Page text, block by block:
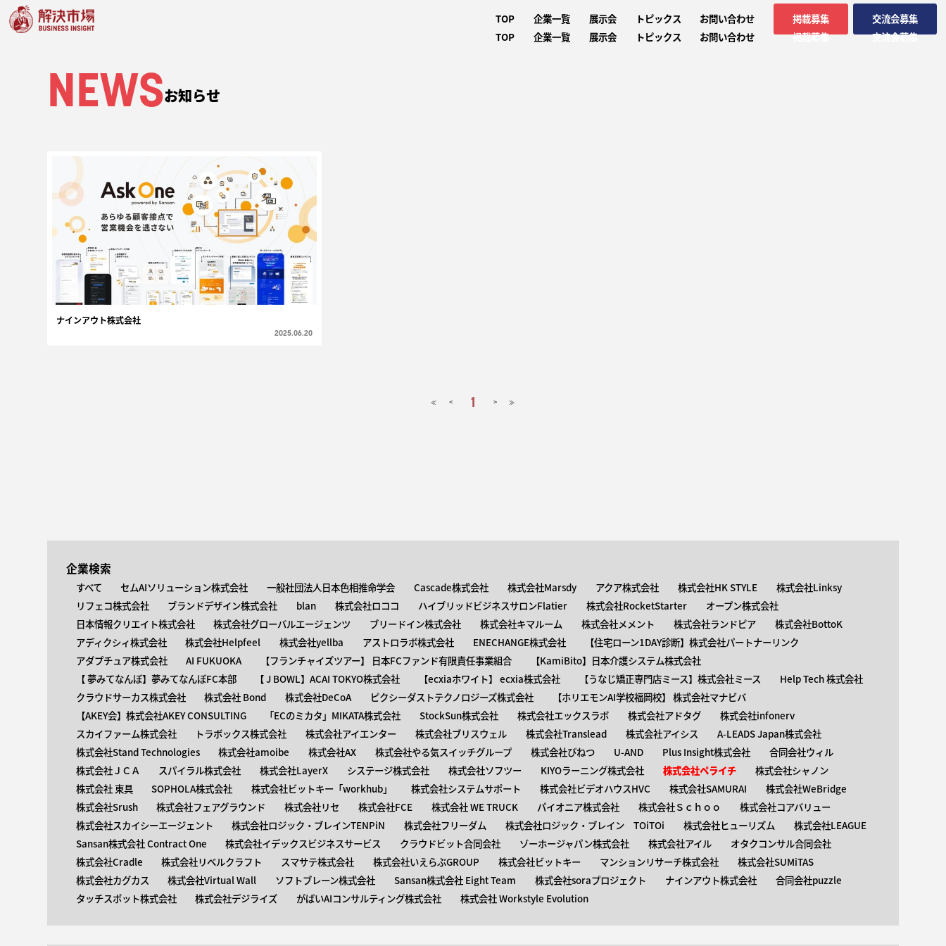
TOP
TOP
企業一覧
企業一覧
展示会
展示会
トピックス
トピックス
お問い合わせ
お問い合わせ
掲載募集
掲載募集
交流会募集
交流会募集
NEWSお知らせ
ナインアウト株式会社
2025.06.20
≪ < 1 > ≫
企業検索
すべて セムAIソリューション株式会社 一般社団法人日本色相推命学会 Cascade株式会社 株式会社Marsdy アクア株式会社 株式会社HK STYLE
株式会社Linksy
リフェコ株式会社
ブランドデザイン株式会社 blan 株式会社ロココ ハイブリッドビジネスサロンFlatier 株式会社RocketStarter
オープン株式会社
日本情報クリエイト株式会社
株式会社グローバルエージェンツ ブリードイン株式会社 株式会社キマルーム 株式会社メメント 株式会社ランドピア
株式会社BottoK
アディクシィ株式会社
株式会社Helpfeel 株式会社yellba アストロラボ株式会社 ENECHANGE株式会社
【住宅ローン1DAY診断】株式会社パートナーリンク
アダプチュア株式会社
AI FUKUOKA 【​フランチャイズツアー】 日本FCファンド有限責任事業組合
【KamiBito​】日本介護システム株式会社
【 ​夢みてなんぼ】夢みてなんぼFC本部
【 ​J BOWL】ACAI TOKYO株式会社 【​ecxiaホワイト】 ecxia株式会社 【​うなじ矯正専門店ミース】株式会社ミース
Help Tech 株式会社
クラウドサーカス株式会社
株式会社 Bond 株式会社DeCoA ピクシーダストテクノロジーズ株式会社
【ホリエモンAI学校福岡校】 株式会社マナビバ
【AKEY会】株式会社AKEY CONSULTING
「ECのミカタ」MIKATA株式会社 StockSun株式会社 株式会社エックスラボ 株式会社アドタグ
株式会社infonerv
スカイファーム株式会社
トラボックス株式会社 株式会社アイエンター 株式会社ブリスウェル 株式会社Translead 株式会社アイシス
A-LEADS Japan株式会社
株式会社Stand Technologies
株式会社amoibe 株式会社AX 株式会社やる気スイッチグループ 株式会社びねつ U-AND Plus Insight株式会社
合同会社ウィル
株式会社ＪＣＡ
スパイラル株式会社 株式会社LayerX システージ株式会社 株式会社ソフツー KIYOラーニング株式会社 株式会社ペライチ
株式会社シャノン
株式会社 東具
SOPHOLA株式会社 株式会社ビットキー「workhub」 株式会社システムサポート 株式会社ビデオハウスHVC 株式会社SAMURAI
株式会社WeBridge
株式会社Srush
株式会社フェアグラウンド 株式会社リセ 株式会社FCE 株式会社 WE TRUCK パイオニア株式会社 株式会社Ｓｃｈｏｏ
株式会社コアバリュー
株式会社スカイシーエージェント
株式会社ロジック・ブレインTENPiN 株式会社フリーダム 株式会社ロジック・ブレイン TOiTOi 株式会社ヒューリズム
株式会社LEAGUE
Sansan株式会社 Contract One
株式会社イデックスビジネスサービス クラウドビット合同会社 ゾーホージャパン株式会社 株式会社アイル
オタクコンサル合同会社
株式会社Cradle
株式会社リベルクラフト スマサテ株式会社 株式会社いえらぶGROUP 株式会社ビットキー マンションリサーチ株式会社
株式会社SUMiTAS
株式会社カグカス
株式会社Virtual Wall ソフトブレーン株式会社 Sansan株式会社 Eight Team 株式会社soraプロジェクト ナインアウト株式会社
合同会社puzzle
タッチスポット株式会社
株式会社デジライズ がばいAIコンサルティング株式会社 株式会社 Workstyle Evolution